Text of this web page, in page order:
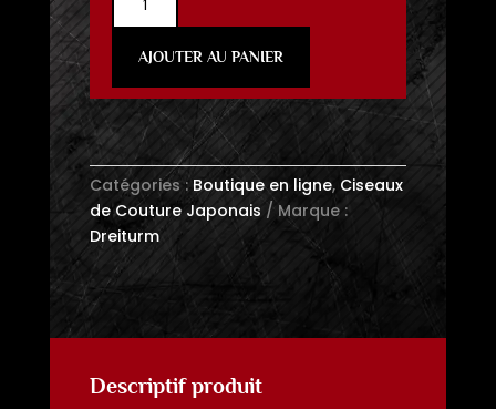
couture
Japon
Coupe-
fil
à
broder
Suminagashi
Danjuro
10.5cm
AJOUTER AU PANIER
Catégories : Boutique en ligne, Ciseaux
de Couture Japonais
Marque :
Dreiturm
Descriptif produit